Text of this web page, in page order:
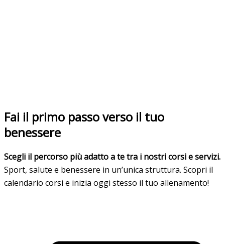
Fai il primo passo verso il tuo
benessere
Scegli il percorso più adatto a te tra i nostri corsi e servizi.
Sport, salute e benessere in un’unica struttura. Scopri il
calendario corsi e inizia oggi stesso il tuo allenamento!